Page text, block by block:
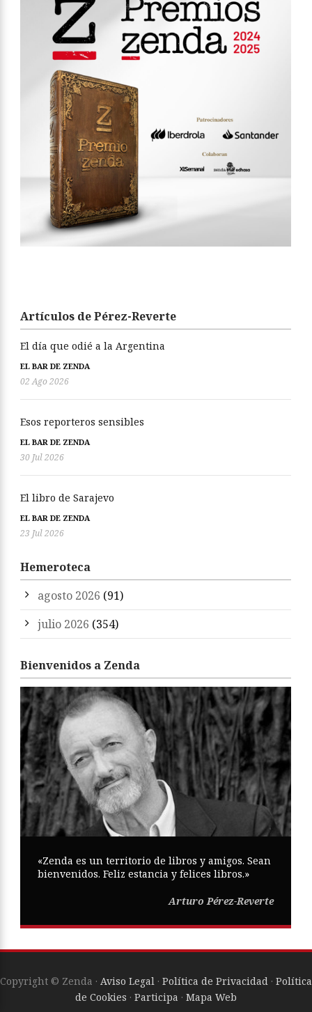
Artículos de Pérez-Reverte
El día que odié a la Argentina
EL BAR DE ZENDA
02 Ago 2026
Esos reporteros sensibles
EL BAR DE ZENDA
30 Jul 2026
El libro de Sarajevo
EL BAR DE ZENDA
23 Jul 2026
Hemeroteca
agosto 2026 (91)
julio 2026 (354)
Bienvenidos a Zenda
«Zenda es un territorio de libros y amigos. Sean
bienvenidos. Feliz estancia y felices libros.»
Arturo Pérez-Reverte
Copyright © Zenda · Aviso Legal · Política de Privacidad · Política
de Cookies · Participa · Mapa Web